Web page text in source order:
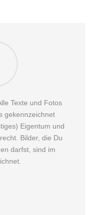
Texte und Fotos
gekennzeichnet
Eigentum und
Bilder, die Du
darfst, sind im